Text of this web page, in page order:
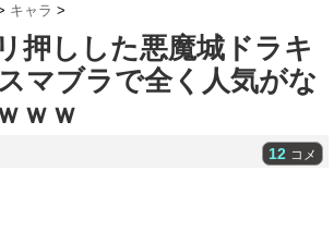
キャラ >
押しした悪魔城ドラキ
マブラで全く人気がな
ｗｗ
12 コメ